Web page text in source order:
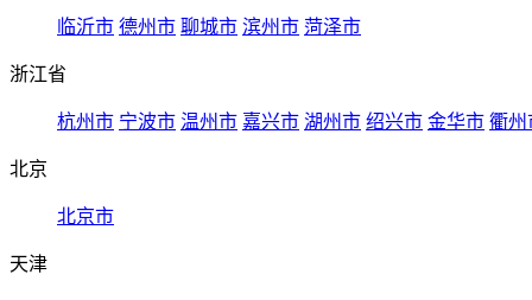
临沂市 德州市 聊城市 滨州市 菏泽市
浙江省
杭州市 宁波市 温州市 嘉兴市 湖州市 绍兴市 金华市 衢州
北京
北京市
天津